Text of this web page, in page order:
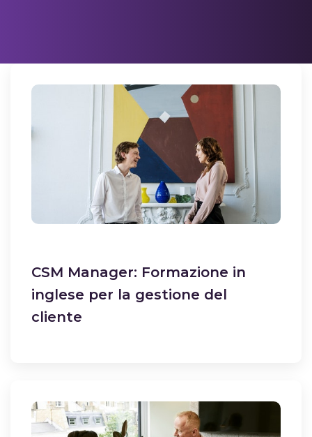
CSM Manager: Formazione in
inglese per la gestione del
cliente